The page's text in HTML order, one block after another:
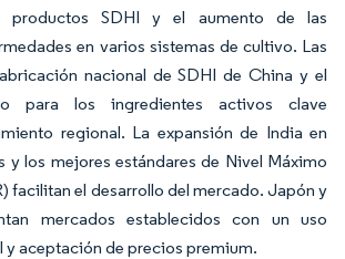
productos SDHI y el aumento de las
en varios sistemas de cultivo. Las
nacional de SDHI de China y el
para los ingredientes activos clave
regional. La expansión de India en
y los mejores estándares de Nivel Máximo
facilitan el desarrollo del mercado. Japón y
mercados establecidos con un uso
y aceptación de precios premium.